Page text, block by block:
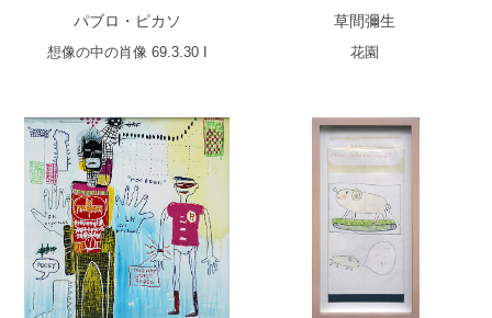
パブロ・ピカソ
想像の中の肖像 69.3.30 I
草間彌生
花園